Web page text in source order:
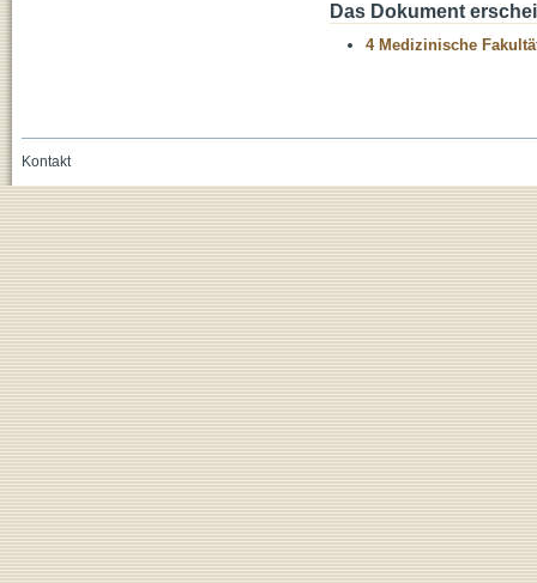
Das Dokument
4 Medizinische
Kontakt